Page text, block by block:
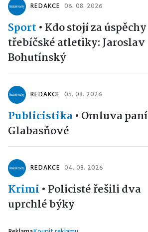
REDAKCE 06. 08. 2026
Sport • Kdo stojí za úspěchy
třebíčské atletiky: Jaroslav
Bohutínský
REDAKCE 05. 08. 2026
Publicistika• Omluva paní
Glabasňové
REDAKCE 04. 08. 2026
Krimi • Policisté řešili dva
uprchlé býky